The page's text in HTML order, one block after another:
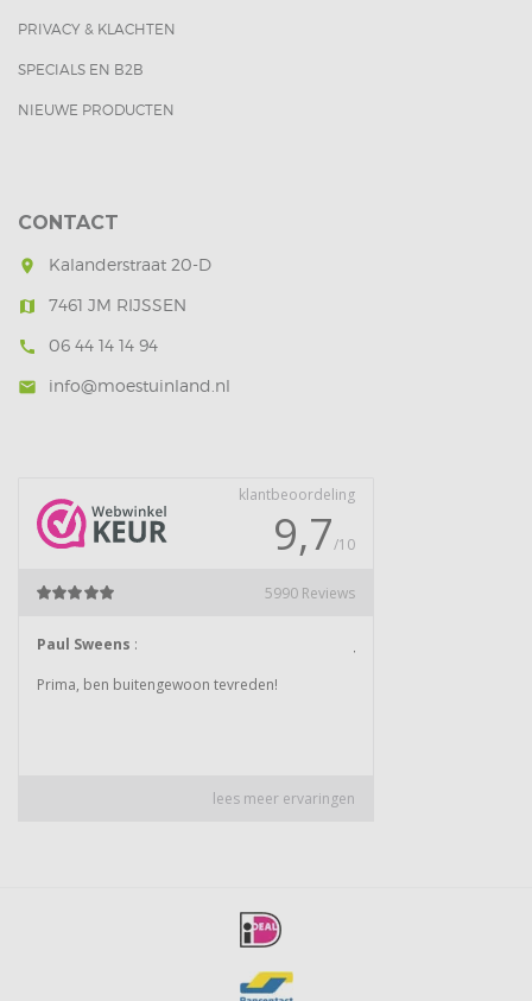
PRIVACY & KLACHTEN
SPECIALS EN B2B
NIEUWE PRODUCTEN
CONTACT
room Kalanderstraat 20-D
map 7461 JM RIJSSEN
call 06 44 14 14 94
mail info@moestuinland.nl